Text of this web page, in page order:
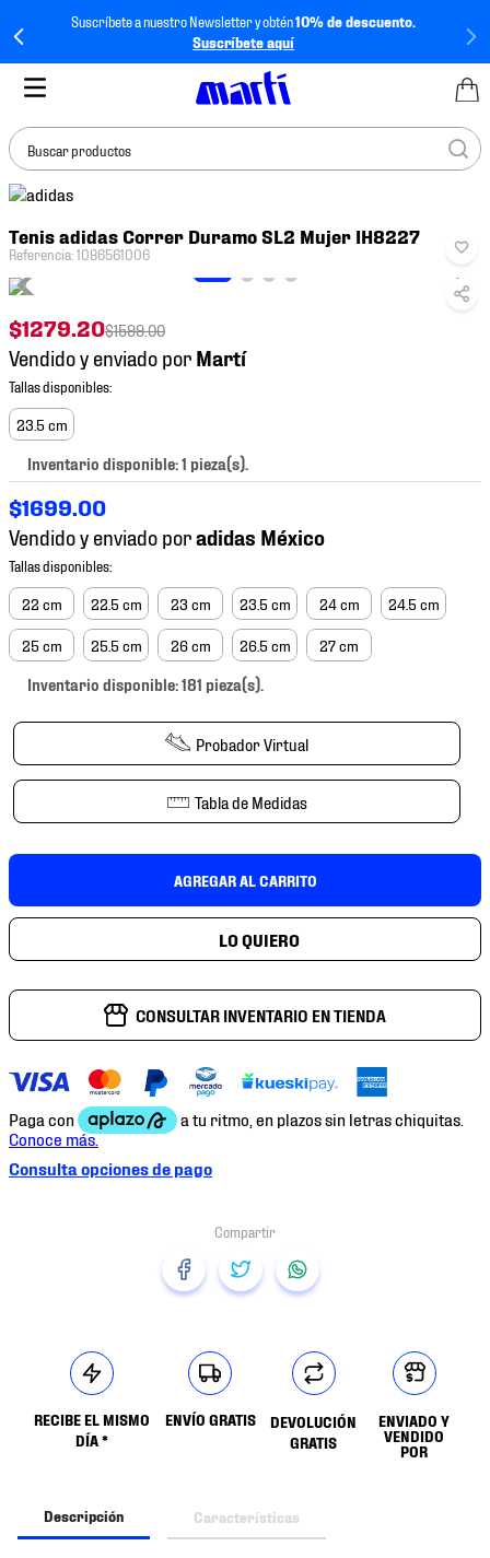
Suscríbete a nuestro Newsletter y obtén10% de descuento.
Suscríbete aquí
Buscar productos
Tenis adidas Correr Duramo SL2 Mujer IH8227
Referencia:1086561006
$1279.20$1599.00
Vendido y enviado por
23.5 cm
Inventario disponible: 1 pieza(s).
$1699.00
Vendido y enviado por
22 cm 22.5 cm 23 cm 23.5 cm 24 cm 24.5 cm
25 cm 25.5 cm 26 cm 26.5 cm 27 cm
Inventario disponible: 181 pieza(s).
Probador Virtual
Tabla de Medidas
AGREGAR AL CARRITO
CONSULTAR INVENTARIO EN TIENDA
Consulta opciones de pago
RECIBE EL MISMO
DÍA *
ENVÍO GRATIS
DEVOLUCIÓN
GRATIS
ENVIADO Y
VENDIDO
POR
Descripción Características
BUSCADOS
tenis
4.
tenis futbol
5.
jersey
6.
mochila
7.
mochilas
8.
chivas
9.
tenis niño
10. tenis nike